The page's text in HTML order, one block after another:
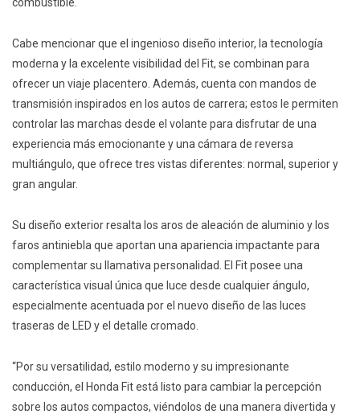
Cabe mencionar que el ingenioso diseño interior, la tecnología
moderna y la excelente visibilidad del Fit, se combinan para
ofrecer un viaje placentero. Además, cuenta con mandos de
transmisión inspirados en los autos de carrera; estos le permiten
controlar las marchas desde el volante para disfrutar de una
experiencia más emocionante y una cámara de reversa
multiángulo, que ofrece tres vistas diferentes: normal, superior y
gran angular.
Su diseño exterior resalta los aros de aleación de aluminio y los
faros antiniebla que aportan una apariencia impactante para
complementar su llamativa personalidad. El Fit posee una
característica visual única que luce desde cualquier ángulo,
especialmente acentuada por el nuevo diseño de las luces
traseras de LED y el detalle cromado.
“Por su versatilidad, estilo moderno y su impresionante
conducción, el Honda Fit está listo para cambiar la percepción
sobre los autos compactos, viéndolos de una manera divertida y